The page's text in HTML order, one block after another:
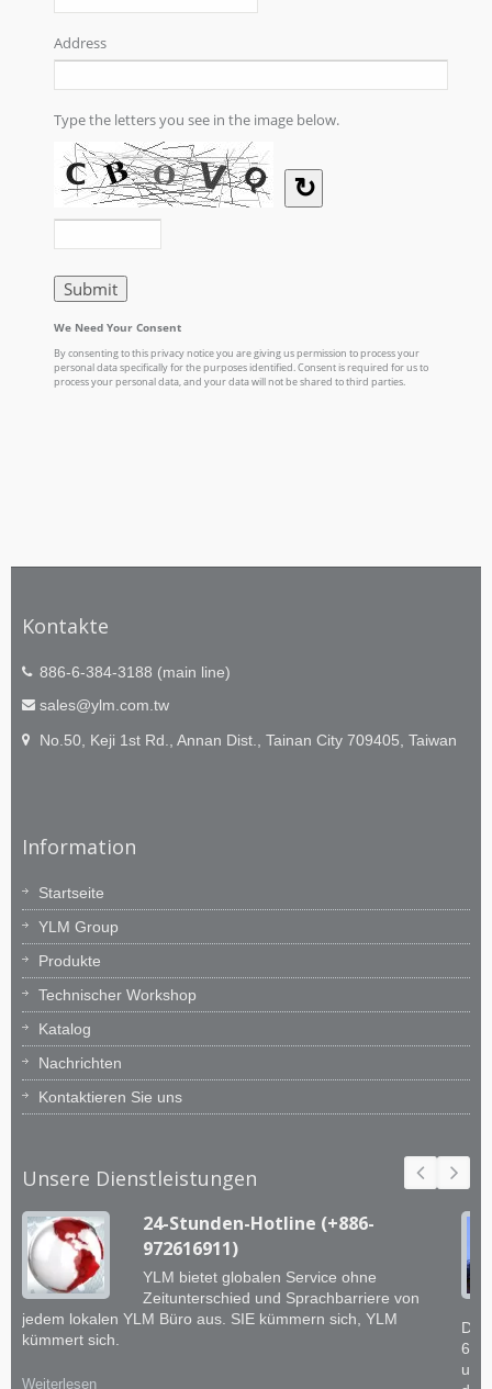
Kontakte
886-6-384-3188 (main line)
sales@ylm.com.tw
No.50, Keji 1st Rd., Annan Dist., Tainan City 709405, Taiwan
Information
Startseite
YLM Group
Produkte
Technischer Workshop
Katalog
Nachrichten
Kontaktieren Sie uns
Unsere Dienstleistungen
24-Stunden-Hotline (+886-
972616911)
YLM bietet globalen Service ohne
Zeitunterschied und Sprachbarriere von
jedem lokalen YLM Büro aus. SIE kümmern sich, YLM
kümmert sich.
Weiterlesen
60
und